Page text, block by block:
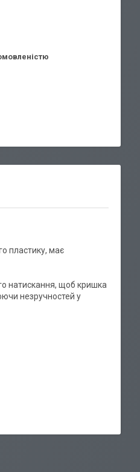
пластику, має
натискання, щоб кришка
незручностей у